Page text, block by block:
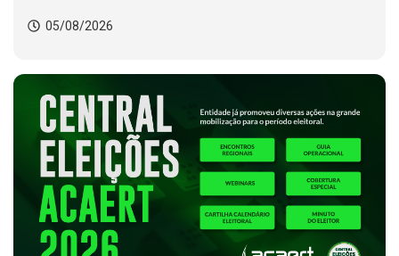
05/08/2026